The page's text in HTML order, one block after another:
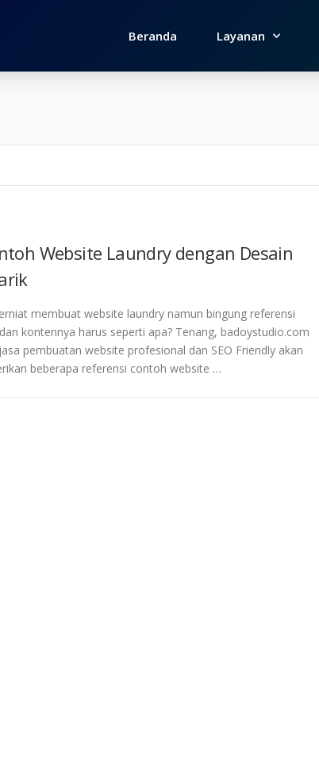
Beranda Layanan
Website Laundry dengan Desain
membuat website laundry namun bingung referensi
kontennya harus seperti apa? Tenang, badoystudio.com
pembuatan website profesional dan SEO Friendly akan
beberapa referensi contoh website …